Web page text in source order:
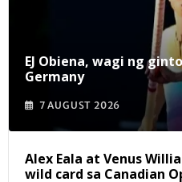
EJ Obiena, wagi ng
Germany
7 AUGUST 2026
Alex Eala at Venus
wild card sa Canadian